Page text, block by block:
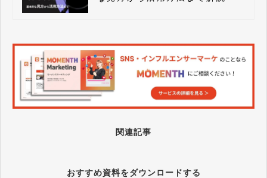
関連記事
おすすめ資料をダウンロードする